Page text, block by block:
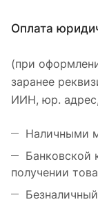
Оплата
(при
заранее
ИИН, юр.
Наличными
Банковской
получении